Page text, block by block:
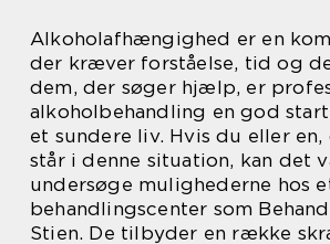
Alkoholafhængighed er en
der kræver forståelse, tid og
dem, der søger hjælp, er
alkoholbehandling en god
et sundere liv. Hvis du eller en,
står i denne situation, kan det
undersøge mulighederne hos
behandlingscenter som
Stien. De tilbyder en række